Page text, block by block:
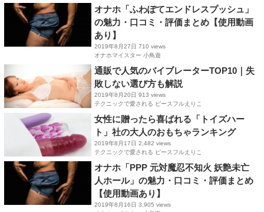
オナホ「ふわぽてエンドレスプッシュ」
の魅力・口コミ・評価まとめ【使用動画
あり】
2019年8月27日 710 views
オナホマイスター 小鳥遊
通販で人気のバイブレーターTOP10｜失
敗しない選び方も解説
2019年8月20日 913 views
テクニックで愛される ピースフルえりこ
女性に贈ったら喜ばれる「トイズハー
ト」社の大人のおもちゃランキング
2019年8月17日 2,482 views
テクニックで愛される ピースフルえりこ
オナホ「PPP 元対魔忍不知火 妖艶未亡
人ホール」の魅力・口コミ・評価まとめ
【使用動画あり】
2019年8月16日 3,905 views